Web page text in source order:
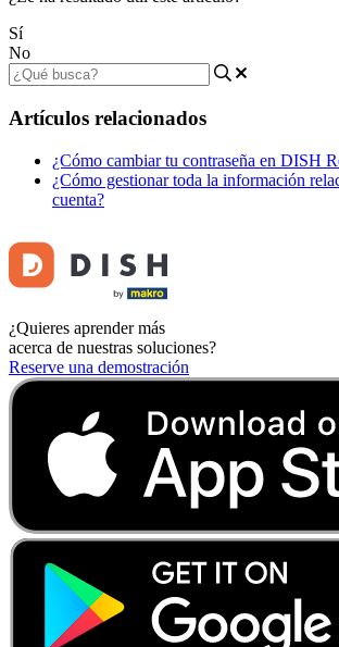
Sí
No
Artículos relacionados
¿Cómo cambiar tu contraseña en DISH
¿Cómo gestionar toda la información
cuenta?
¿Quieres aprender más
acerca de nuestras soluciones?
Reserve una demostración